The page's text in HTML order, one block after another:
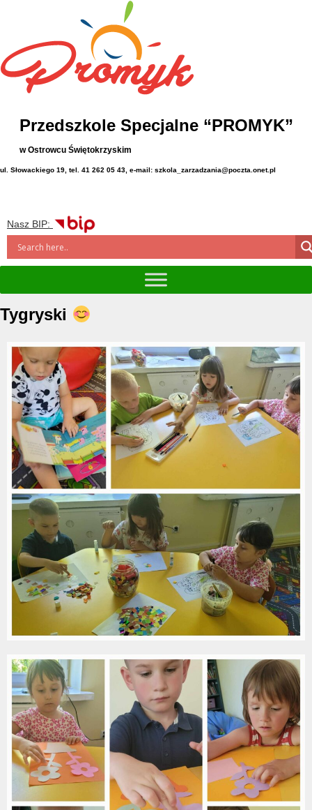
Przedszkole Specjalne “PROMYK”
w Ostrowcu Świętokrzyskim
ul. Słowackiego 19, tel. 41 262 05 43, e-mail: szkola_zarzadzania@poczta.onet.pl
Nasz BIP:
Tygryski